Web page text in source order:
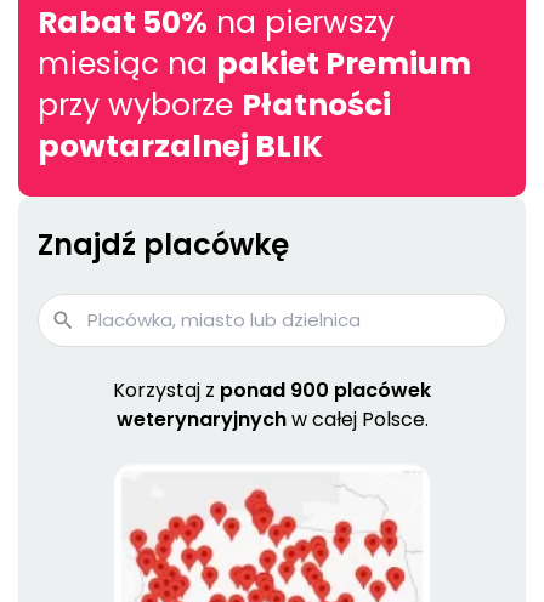
Rabat 50% na pierwszy
miesiąc na pakiet Premium
przy wyborze Płatności
powtarzalnej BLIK
Znajdź placówkę
Korzystaj z ponad 900 placówek
weterynaryjnychw całej Polsce.